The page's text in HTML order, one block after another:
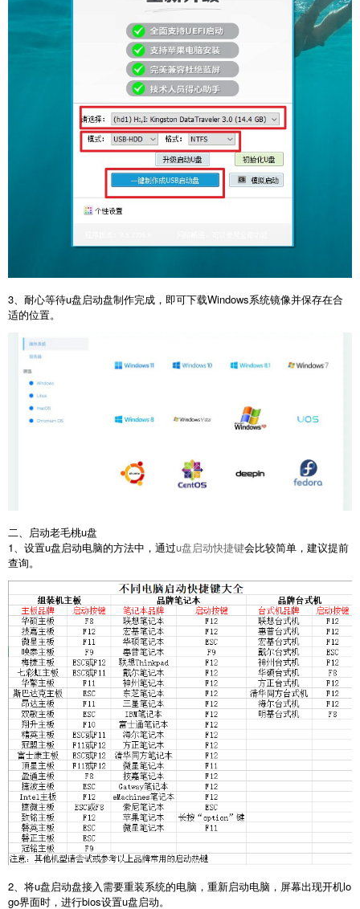
3、耐心等待u盘启动盘制作完成，即可下载Windows系统镜像并保存在合
适的位置。
二、启动老毛桃u盘
1、设置u盘启动电脑的方法中，通过u盘启动快捷键会比较简单，建议提前
查询。
2、将u盘启动盘接入需要重装系统的电脑，重新启动电脑，屏幕出现开机lo
go界面时，进行bios设置u盘启动。